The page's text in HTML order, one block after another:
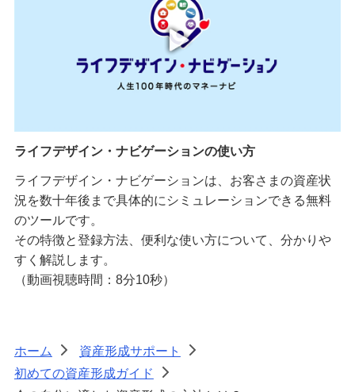
ライフデザイン・ナビゲーションの使い方
ライフデザイン・ナビゲーションは、お客さまの資産状
況を数十年後まで具体的にシミュレーションできる無料
のツールです。
その特徴と登録方法、便利な使い方について、分かりや
すく解説します。
（動画視聴時間：8分10秒）
ホーム > 資産形成サポート
>
初めての資産形成ガイド
>